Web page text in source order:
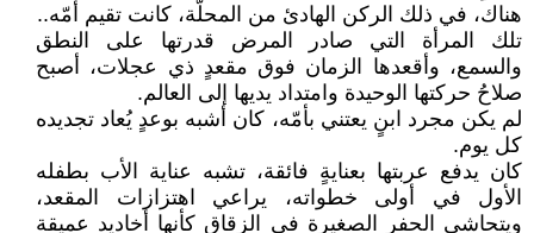
هناك، في ذلك الركن الهادئ من المحلّة، كانت تقيم أمّه..
تلك المرأة التي صادر المرض قدرتها على النطق
والسمع، وأقعدها الزمان فوق مقعدٍ ذي عجلات، أصبح
صلاحُ حركتها الوحيدة وامتداد يديها إلى العالم.
لم يكن مجرد ابنٍ يعتني بأمّه، كان أشبه بوعدٍ يُعاد تجديده
كل يوم.
كان يدفع عربتها بعنايةٍ فائقة، تشبه عناية الأب بطفله
الأول في أولى خطواته، يراعي اهتزازات المقعد،
ويتحاشى الحفر الصغيرة في الزقاق كأنها أخاديد عميقة